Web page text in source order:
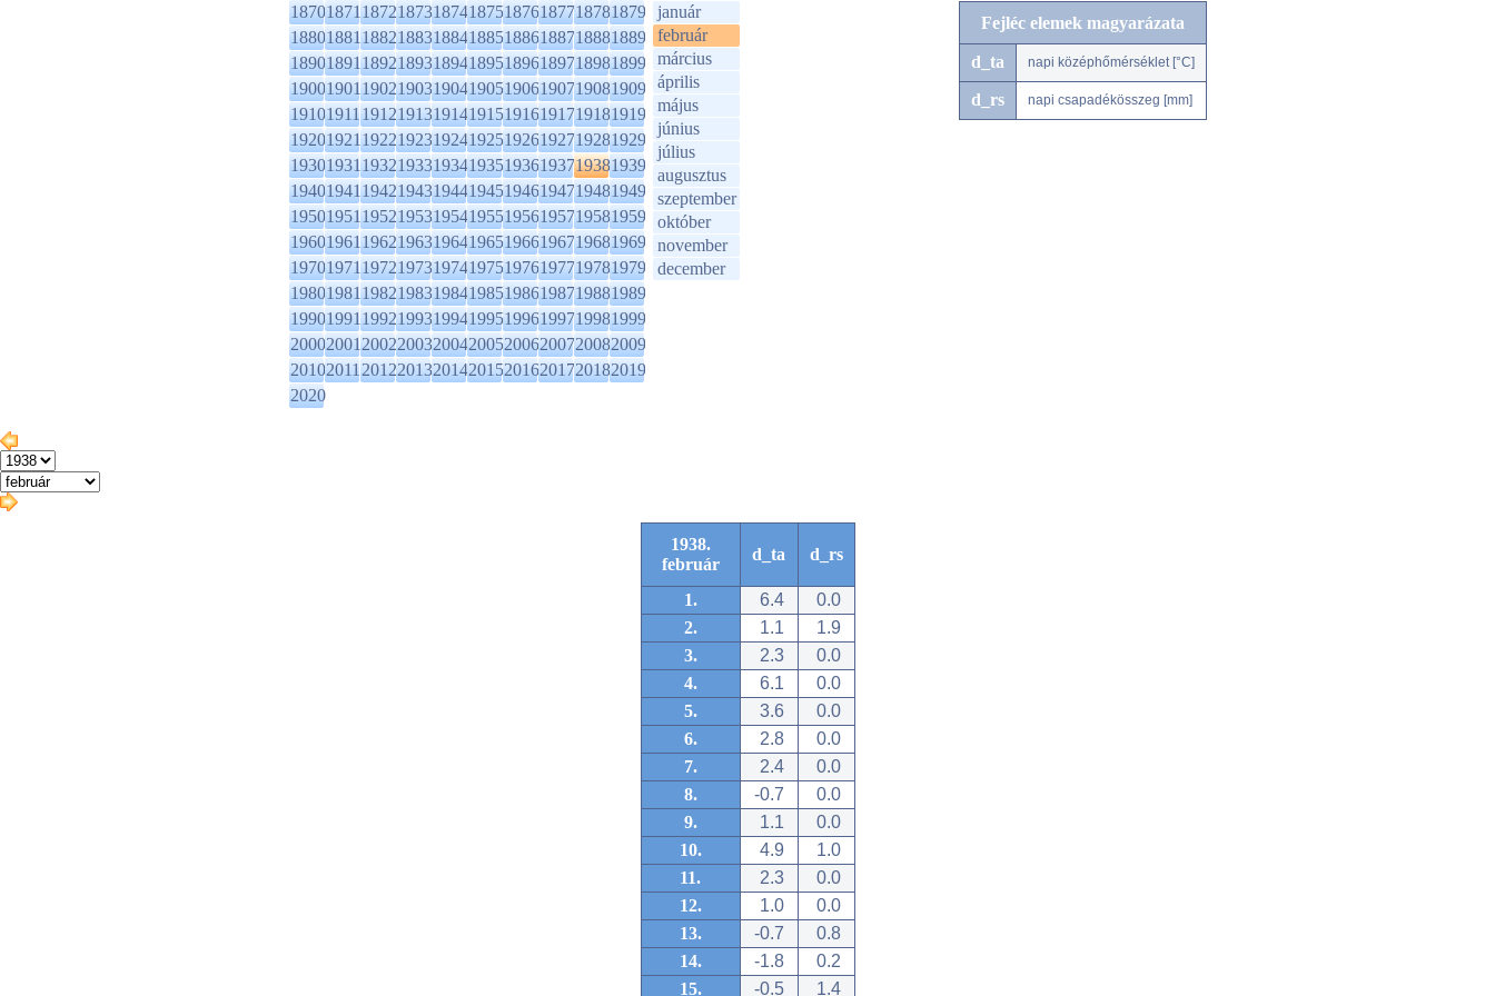
1870187118721873187418751876187718781879
1880188118821883188418851886188718881889
1890189118921893189418951896189718981899
1900190119021903190419051906190719081909
1910191119121913191419151916191719181919
1920192119221923192419251926192719281929
1930193119321933193419351936193719381939
1940194119421943194419451946194719481949
1950195119521953195419551956195719581959
1960196119621963196419651966196719681969
1970197119721973197419751976197719781979
1980198119821983198419851986198719881989
1990199119921993199419951996199719981999
2000200120022003200420052006200720082009
2010201120122013201420152016201720182019
2020
január
február
március
április
május
június
július
augusztus
szeptember
október
november
december
Fejléc elemek magyarázata
d_ta napi középhőmérséklet [°C]
d_rs napi csapadékösszeg [mm]
1938.
február
d_ta d_rs
1. 6.4
0.0
2.
1.1
1.9
3.
2.3
0.0
4.
6.1
0.0
5.
3.6
0.0
6.
2.8
0.0
7.
2.4
0.0
8.
-0.7
0.0
9.
1.1
0.0
10.
4.9
1.0
11.
2.3
0.0
12.
1.0
0.0
13.
-0.7
0.8
14.
-1.8
0.2
15.
-0.5 1.4